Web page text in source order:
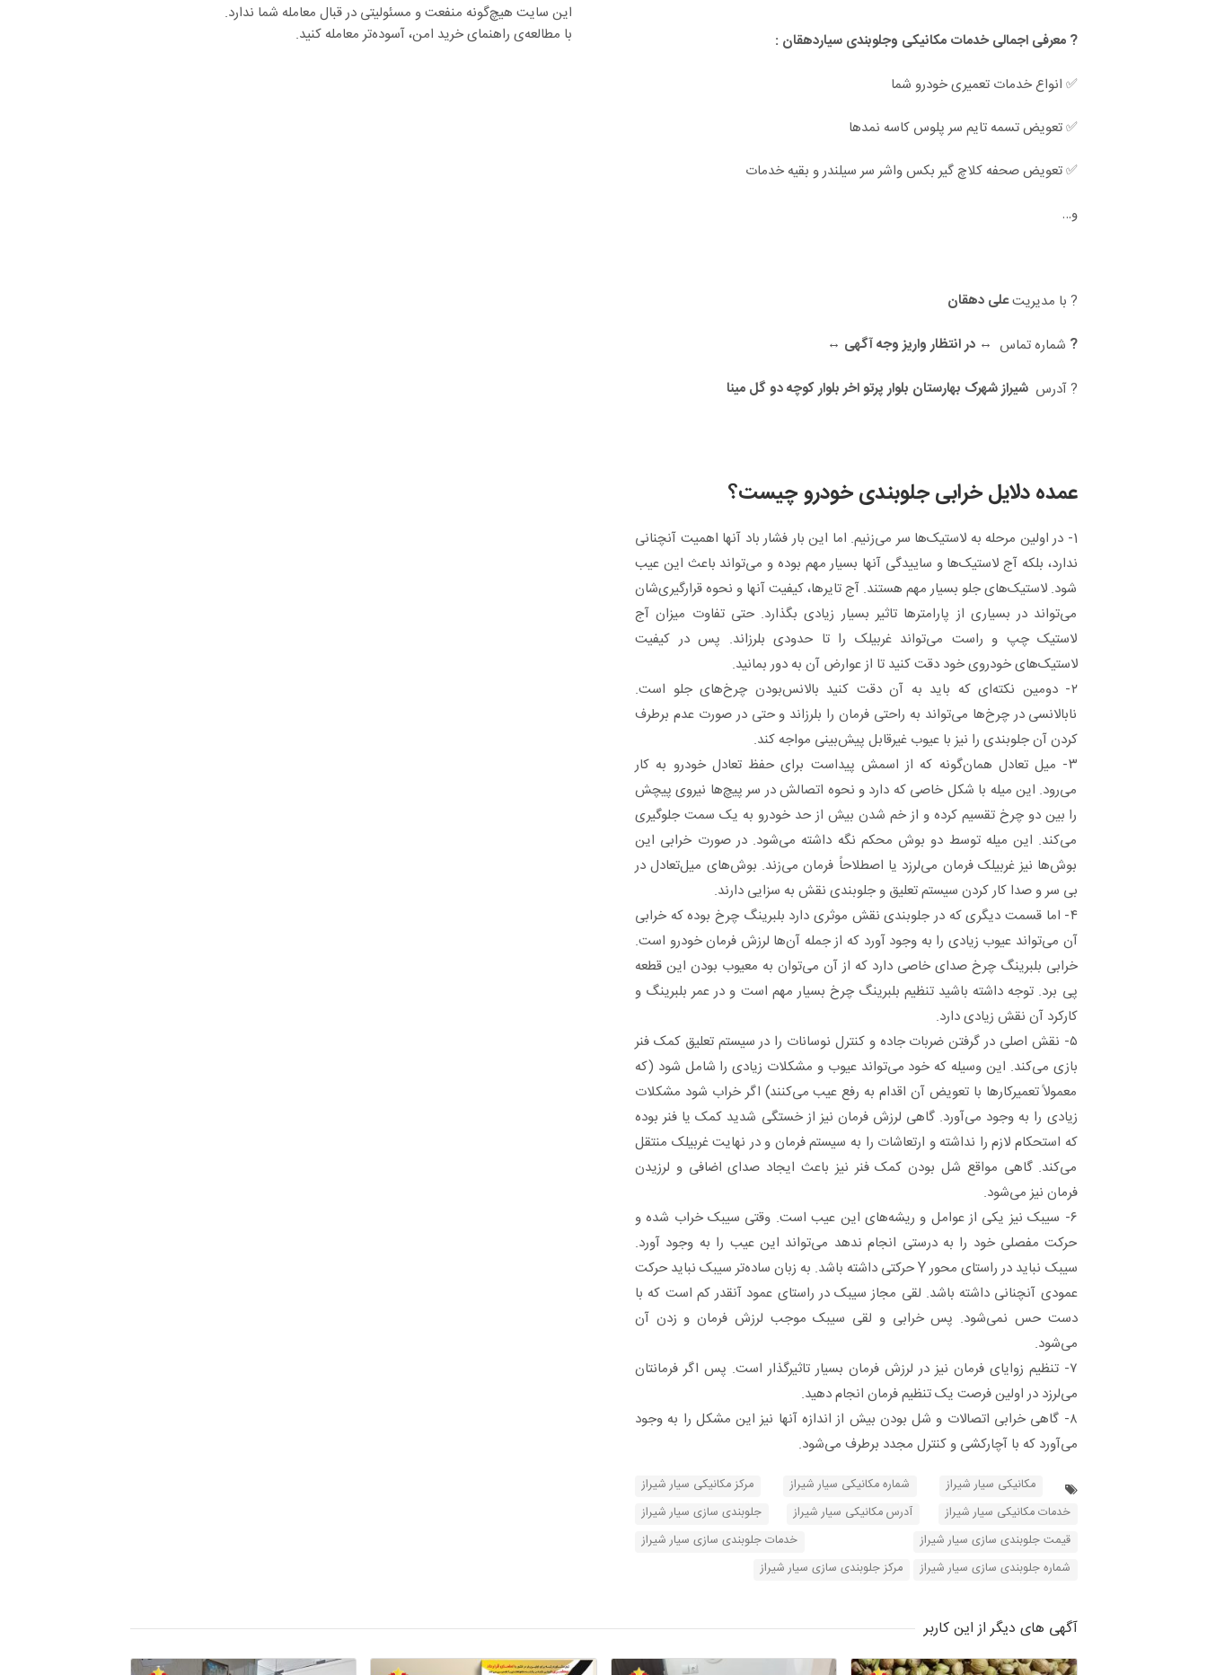
? معرفی اجمالی خدمات مکانیکی وجلوبندی سیاردهقان :
✅ انواع خدمات تعمیری خودرو شما
✅ تعویض تسمه تایم سر پلوس کاسه نمدها
✅ تعویض صحفه کلاچ گیر بکس واشر سر سیلندر و بقیه خدمات
و…
? با مدیریتعلی دهقان
? شماره تماس ↔️ در انتظار واریز وجه آگهی ↔️
? آدرس شیراز شهرک بهارستان بلوار پرتو اخر بلوار کوچه دو گل مینا
عمده دلایل خرابی جلوبندی خودرو چیست؟
1- در اولین مرحله به لاستیک‌ها سر می‌زنیم. اما این بار فشار باد آنها اهمیت آنچنانی
ندارد، بلکه آج لاستیک‌ها و ساییدگی آنها بسیار مهم بوده و می‌تواند باعث این عیب
شود. لاستیک‌های جلو بسیار مهم هستند. آج تایرها، کیفیت آنها و نحوه قرارگیری‌شان
می‌تواند در بسیاری از پارامترها تاثیر بسیار زیادی بگذارد. حتی تفاوت میزان آج
لاستیک چپ و راست می‌تواند غربیلک را تا حدودی بلرزاند. پس در کیفیت
لاستیک‌های خودروی خود دقت کنید تا از عوارض آن به دور بمانید.
۲- دومین نکته‌ای که باید به آن دقت کنید بالانس‌بودن چرخ‌های جلو است.
نابالانسی در چرخ‌ها می‌تواند به راحتی فرمان را بلرزاند و حتی در صورت عدم برطرف
کردن آن جلوبندی را نیز با عیوب غیرقابل پیش‌بینی مواجه کند.
۳- میل تعادل همان‌گونه که از اسمش پیداست برای حفظ تعادل خودرو به کار
می‌رود. این میله با شکل خاصی که دارد و نحوه اتصالش در سر پیچ‌ها نیروی پیچش
را بین دو چرخ تقسیم کرده و از خم شدن بیش از حد خودرو به یک سمت جلوگیری
می‌کند. این میله توسط دو بوش محکم نگه داشته می‌شود. در صورت خرابی این
بوش‌ها نیز غربیلک فرمان می‌لرزد یا اصطلاحاً فرمان می‌زند. بوش‌های میل‌تعادل در
بی سر و صدا کار کردن سیستم تعلیق و جلوبندی نقش به سزایی دارند.
۴- اما قسمت دیگری که در جلوبندی نقش موثری دارد بلبرینگ چرخ بوده که خرابی
آن می‌تواند عیوب زیادی را به وجود آورد که از جمله آن‌ها لرزش فرمان خودرو است.
خرابی بلبرینگ چرخ صدای خاصی دارد که از آن می‌توان به معیوب بودن این قطعه
پی برد. توجه داشته باشید تنظیم بلبرینگ چرخ بسیار مهم است و در عمر بلبرینگ و
کارکرد آن نقش زیادی دارد.
۵- نقش اصلی در گرفتن ضربات جاده و کنترل نوسانات را در سیستم تعلیق کمک فنر
بازی می‌کند. این وسیله که خود می‌تواند عیوب و مشکلات زیادی را شامل شود (که
معمولاً تعمیرکارها با تعویض آن اقدام به رفع عیب می‌کنند) اگر خراب شود مشکلات
زیادی را به وجود می‌آورد. گاهی لرزش فرمان نیز از خستگی شدید کمک یا فنر بوده
که استحکام لازم را نداشته و ارتعاشات را به سیستم فرمان و در نهایت غربیلک منتقل
می‌کند. گاهی مواقع شل بودن کمک فنر نیز باعث ایجاد صدای اضافی و لرزیدن
فرمان نیز می‌شود.
۶- سیبک نیز یکی از عوامل و ریشه‌های این عیب است. وقتی سیبک خراب شده و
حرکت مفصلی خود را به درستی انجام ندهد می‌تواند این عیب را به وجود آورد.
سیبک نباید در راستای محور Y حرکتی داشته باشد. به زبان ساده‌تر سیبک نباید حرکت
عمودی آنچنانی داشته باشد. لقی مجاز سیبک در راستای عمود آنقدر کم است که با
دست حس نمی‌شود. پس خرابی و لقی سیبک موجب لرزش فرمان و زدن آن
می‌شود.
۷- تنظیم زوایای فرمان نیز در لرزش فرمان بسیار تاثیرگذار است. پس اگر فرمانتان
می‌لرزد در اولین فرصت یک تنظیم فرمان انجام دهید.
۸- گاهی خرابی اتصالات و شل بودن بیش از اندازه آنها نیز این مشکل را به وجود
می‌آورد که با آچارکشی و کنترل مجدد برطرف می‌شود.
مکانیکی سیار شیراز شماره مکانیکی سیار شیراز
مرکز مکانیکی سیار شیراز
خدمات مکانیکی سیار شیراز
آدرس مکانیکی سیار شیراز
جلوبندی سازی سیار شیراز
قیمت جلوبندی سازی سیار شیراز
خدمات جلوبندی سازی سیار شیراز
شماره جلوبندی سازی سیار شیراز
مرکز جلوبندی سازی سیار شیراز
این سایت هیچ‌گونه منفعت و مسئولیتی در قبال معامله شما ندارد.
با مطالعه‌ی راهنمای خرید امن، آسوده‌تر معامله کنید.
آگهی های دیگر از این کاربر